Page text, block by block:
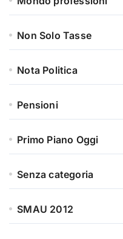
Non Solo Tasse
Nota Politica
Pensioni
Primo Piano Oggi
Senza categoria
SMAU 2012